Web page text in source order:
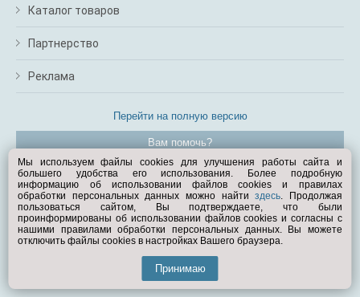
Каталог товаров
Партнерство
Реклама
Перейти на полную версию
Вам помочь?
© Exist.ru 1998—2026
Мы используем файлы cookies для улучшения работы сайта и
большего удобства его использования. Более подробную
информацию об использовании файлов cookies и правилах
обработки персональных данных можно найтиздесь. Продолжая
пользоваться сайтом, Вы подтверждаете, что были
проинформированы об использовании файлов cookies и согласны с
нашими правилами обработки персональных данных. Вы можете
отключить файлы cookies в настройках Вашего браузера.
Принимаю